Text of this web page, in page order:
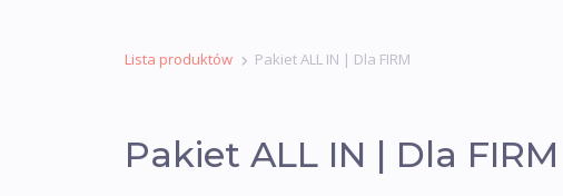
Lista produktów Pakiet ALL IN | Dla FIRM
Pakiet ALL IN | Dla FIRM